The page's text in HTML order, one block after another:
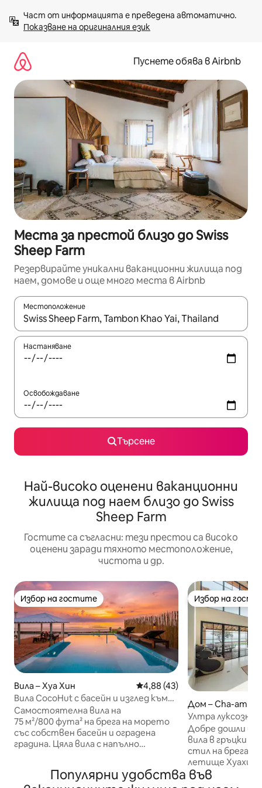
към
съдържанието
Показване на оригиналния език
Пуснете обява в Airbnb
Места за престой близо до Swiss
Sheep Farm
Резервирайте уникални ваканционни жилища под
наем, домове и още много места в Airbnb
Местоположение
Когато резултатите се покажат, използвайте
Настаняване
Освобождаване
Търсене
Най-високо оценени ваканционни
жилища под наем близо до Swiss
Sheep Farm
Гостите са съгласни: тези престои са високо
оценени заради тяхното местоположение,
чистота и др.
Избор на гостите
Избор на гостите
Вила – Хуа Хин Средна оценка: 4,88 от 5,
4,88 (43)
Вила CocoHut с басейн и изглед към
плажа | За 4 души | Собствен пясъчен
плаж
Самостоятелна вила на
75 м²/800 фута² на брега на морето
със собствен басейн и оградена
градина. Цяла вила с напълно
портата, а не споделена стая в
курорт. Побира 4 души. ▪
Избор на
Избор на
Дом – Cha-am
Ултра луксозна
с 5 спални и
Добре дошли
вила в гръцки
стил на брега
летище
съчетава с безгрижие.
Популярни удобства във